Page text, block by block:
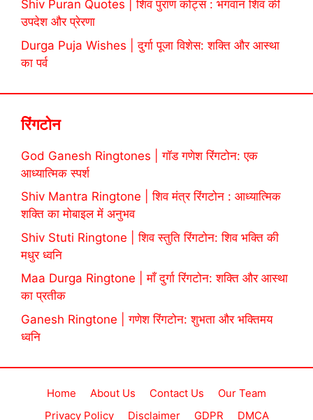
Shiv Puran Quotes | शिव पुराण कोट्स : भगवान शिव की
उपदेश और प्रेरणा
Durga Puja Wishes | दुर्गा पूजा विशेस: शक्ति और आस्था
का पर्व
रिंगटोन
God Ganesh Ringtones | गॉड गणेश रिंगटोन: एक
आध्यात्मिक स्पर्श
Shiv Mantra Ringtone | शिव मंत्र रिंगटोन : आध्यात्मिक
शक्ति का मोबाइल में अनुभव
Shiv Stuti Ringtone | शिव स्तुति रिंगटोन: शिव भक्ति की
मधुर ध्वनि
Maa Durga Ringtone | माँ दुर्गा रिंगटोन: शक्ति और आस्था
का प्रतीक
Ganesh Ringtone | गणेश रिंगटोन: शुभता और भक्तिमय
ध्वनि
Home About Us Contact Us
Our Team
Privacy Policy
Disclaimer GDPR DMCA